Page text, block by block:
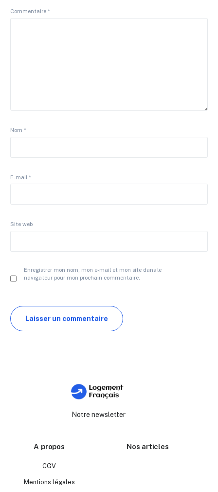
Commentaire*
Nom*
E-mail*
Site web
Enregistrer mon nom, mon e-mail et mon site dans le
navigateur pour mon prochain commentaire.
Notre newsletter
A propos
CGV
Mentions légales
Nos articles